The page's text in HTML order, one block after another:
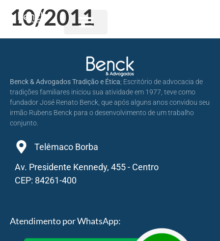
10/2011
Benck & Advogados Tradição e Ética; Escritório de advocacia de
tradições familiares iniciou sua atividade em 1977, teve como
fundador José Renato Benck, que após alguns anos convidou seu
irmão Rubens Benck para o desenvolvimento de um trabalho
conjunto.
Telêmaco Borba
Av. Presidente Kennedy, 455 - Centro
CEP: 84261-400
Atendimento por WhatsApp: